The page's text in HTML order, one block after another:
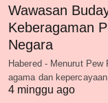
Wawasan
Keberagaman
Negara
Habered - Menurut
agama dan
4 minggu ago